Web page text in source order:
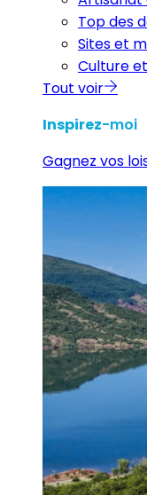
Top des
Sites et
Culture
Tout voir
Inspirez-moi
Gagnez vos